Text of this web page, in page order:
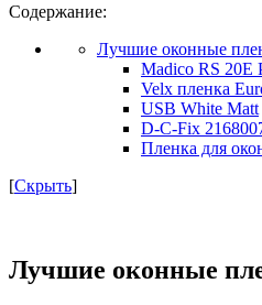
Содержание:
Лучшие оконные
Madico RS 20E
Velx пленка
USB White Matt
D-C-Fix
Пленка для
[Скрыть]
Лучшие оконные